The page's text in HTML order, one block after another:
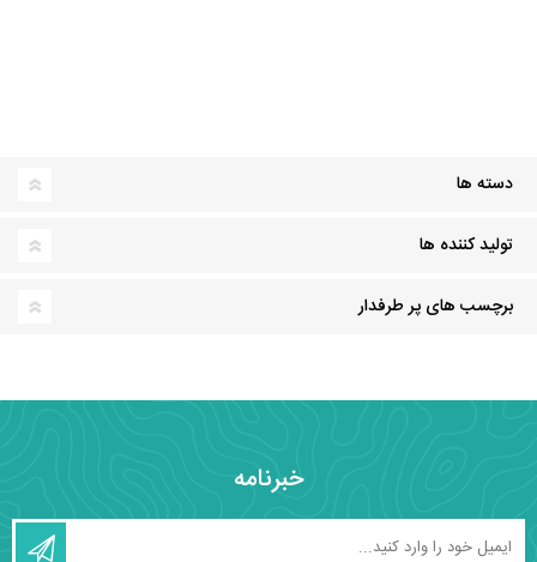
دسته ها
تولید کننده ها
برچسب های پر طرفدار
خبرنامه